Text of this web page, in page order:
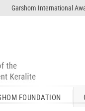
Garshom International
FOUNDATION